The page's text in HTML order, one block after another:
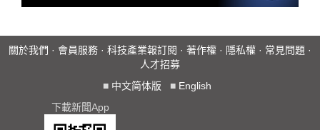
關於我們 · 會員服務 · 科技產業報訂閱 · 著作權 · 隱私權 · 常見問題 ·
人才招募
■ 中文简体版 ■ English
下載新聞App